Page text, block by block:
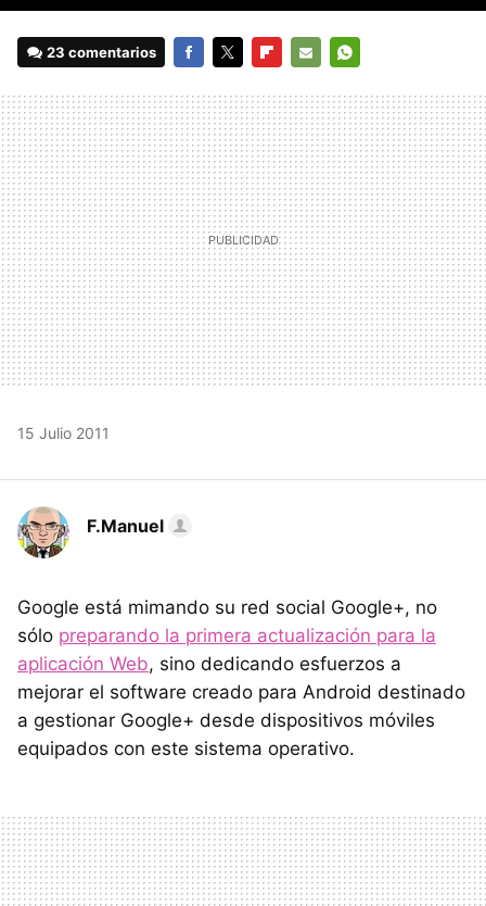
23 comentarios
MAIL
15 Julio 2011
F.Manuel
Google está mimando su red social Google+, no
sólo preparando la primera actualización para la
aplicación Web, sino dedicando esfuerzos a
mejorar el software creado para Android destinado
a gestionar Google+ desde dispositivos móviles
equipados con este sistema operativo.